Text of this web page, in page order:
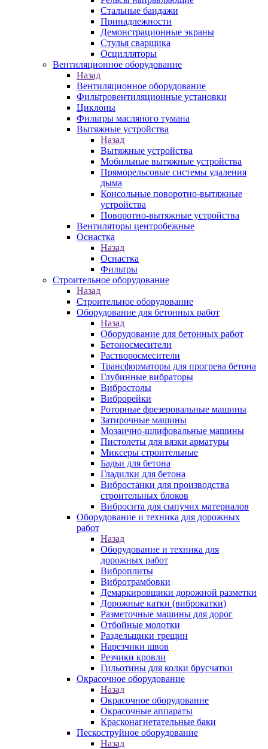
Стальные бандажи
Принадлежности
Демонстрационные экраны
Стулья сварщика
Осцилляторы
Вентиляционное оборудование
Назад
Вентиляционное оборудование
Фильтровентиляционные установки
Циклоны
Фильтры масляного тумана
Вытяжные устройства
Назад
Вытяжные устройства
Мобильные вытяжные устройства
Пряморельсовые системы удаления
дыма
Консольные поворотно-вытяжные
устройства
Поворотно-вытяжные устройства
Вентиляторы центробежные
Оснастка
Назад
Оснастка
Фильтры
Строительное оборудование
Назад
Строительное оборудование
Оборудование для бетонных работ
Назад
Оборудование для бетонных работ
Бетоносмесители
Растворосмесители
Трансформаторы для прогрева бетона
Глубинные вибраторы
Вибростолы
Виброрейки
Роторные фрезеровальные машины
Затирочные машины
Мозаично-шлифовальные машины
Пистолеты для вязки арматуры
Миксеры строительные
Бадьи для бетона
Гладилки для бетона
Вибростанки для производства
строительных блоков
Вибросита для сыпучих материалов
Оборудование и техника для дорожных
работ
Назад
Оборудование и техника для
дорожных работ
Виброплиты
Вибротрамбовки
Демаркировщики дорожной разметки
Дорожные катки (виброкатки)
Разметочные машины для дорог
Отбойные молотки
Раздельщики трещин
Нарезчики швов
Резчики кровли
Гильотины для колки брусчатки
Окрасочное оборудование
Назад
Окрасочное оборудование
Окрасочные аппараты
Красконагнетательные баки
Пескоструйное оборудование
Назад